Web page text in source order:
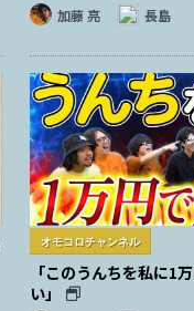
加藤 亮 長島
オモコロチャンネル
「このうんちを私に1
い」